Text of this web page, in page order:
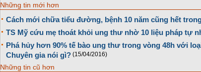
Những tin mới hơn
Cách mới chữa tiểu đường, bệnh 10 năm cũng hết
TS Mỹ cứu mẹ thoát khỏi ung thư nhờ 10 liệu pháp tự
Phá hủy hơn 90% tế bào ung thư trong vòng 48h với
Chuyên gia nói gì? (15/04/2016)
Những tin cũ hơn